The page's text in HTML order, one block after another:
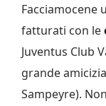
Facciamocene
fatturati con le
Juventus Club
grande
Sampeyre).